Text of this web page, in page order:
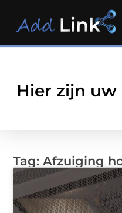
Hier zijn
Tag: Afzuiging